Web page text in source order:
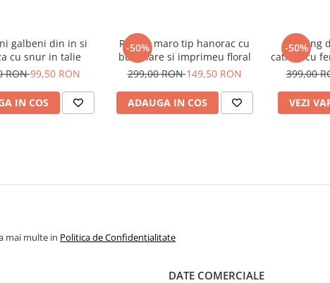
galbeni din in si
cu snur in talie
RON99,50 RON
IN COS
-50%
Rochie maro tip hanorac cu
buzunare si imprimeu floral
299,00 RON149,50 RON
ADAUGA IN COS
-50%
Trening
catifea cu
399,00
VEZI
mai multe in Politica de Confidentialitate
DATE COMERCIALE